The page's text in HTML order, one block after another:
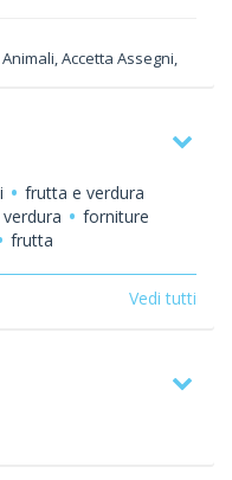
Accetta Assegni,
frutta e verdura
forniture
frutta
Legumi
Forniture ristoranti
Vedi tutti